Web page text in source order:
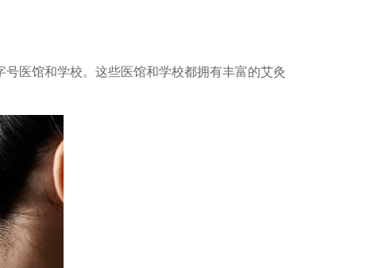
医馆和学校。这些医馆和学校都拥有丰富的艾灸